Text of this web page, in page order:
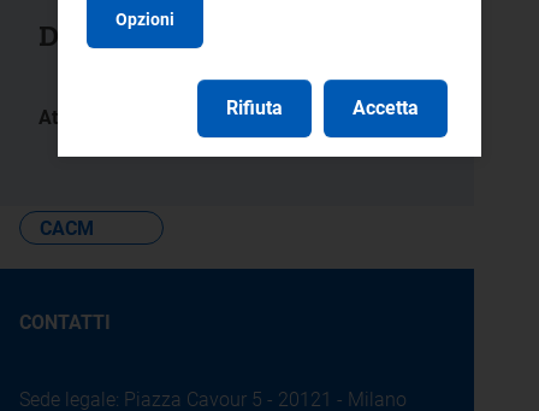
Documenti collegati
Atti:
CACM
CONTATTI
Sede legale: Piazza Cavour 5 - 20121 - Milano
Opzioni
Rifiuta Accetta